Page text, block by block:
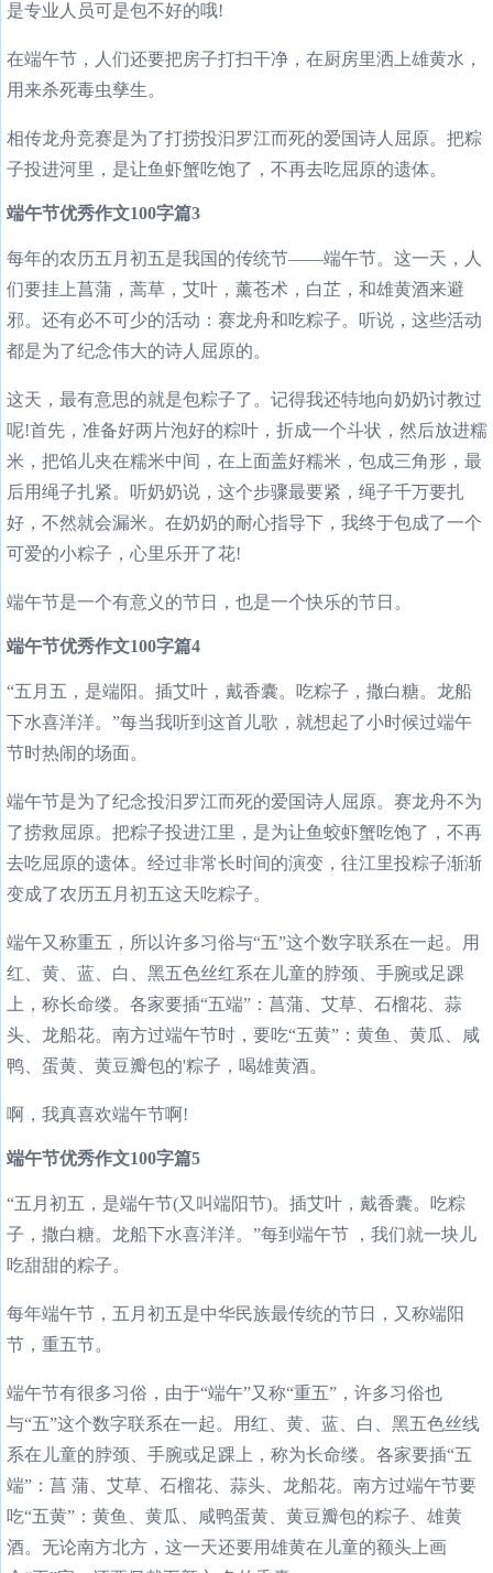
是专业人员可是包不好的哦!
在端午节，人们还要把房子打扫干净，在厨房里洒上雄黄水，
用来杀死毒虫孳生。
相传龙舟竞赛是为了打捞投汩罗江而死的爱国诗人屈原。把粽
子投进河里，是让鱼虾蟹吃饱了，不再去吃屈原的遗体。
端午节优秀作文100字篇3
每年的农历五月初五是我国的传统节——端午节。这一天，人
们要挂上菖蒲，蒿草，艾叶，薰苍术，白芷，和雄黄酒来避
邪。还有必不可少的活动：赛龙舟和吃粽子。听说，这些活动
都是为了纪念伟大的诗人屈原的。
这天，最有意思的就是包粽子了。记得我还特地向奶奶讨教过
呢!首先，准备好两片泡好的粽叶，折成一个斗状，然后放进糯
米，把馅儿夹在糯米中间，在上面盖好糯米，包成三角形，最
后用绳子扎紧。听奶奶说，这个步骤最要紧，绳子千万要扎
好，不然就会漏米。在奶奶的耐心指导下，我终于包成了一个
可爱的小粽子，心里乐开了花!
端午节是一个有意义的节日，也是一个快乐的节日。
端午节优秀作文100字篇4
“五月五，是端阳。插艾叶，戴香囊。吃粽子，撒白糖。龙船
下水喜洋洋。”每当我听到这首儿歌，就想起了小时候过端午
节时热闹的场面。
端午节是为了纪念投汩罗江而死的爱国诗人屈原。赛龙舟不为
了捞救屈原。把粽子投进江里，是为让鱼蛟虾蟹吃饱了，不再
去吃屈原的遗体。经过非常长时间的演变，往江里投粽子渐渐
变成了农历五月初五这天吃粽子。
端午又称重五，所以许多习俗与“五”这个数字联系在一起。用
红、黄、蓝、白、黑五色丝红系在儿童的脖颈、手腕或足踝
上，称长命缕。各家要插“五端”：菖蒲、艾草、石榴花、蒜
头、龙船花。南方过端午节时，要吃“五黄”：黄鱼、黄瓜、咸
鸭、蛋黄、黄豆瓣包的'粽子，喝雄黄酒。
啊，我真喜欢端午节啊!
端午节优秀作文100字篇5
“五月初五，是端午节(又叫端阳节)。插艾叶，戴香囊。吃粽
子，撒白糖。龙船下水喜洋洋。”每到端午节 ，我们就一块儿
吃甜甜的粽子。
每年端午节，五月初五是中华民族最传统的节日，又称端阳
节，重五节。
端午节有很多习俗，由于“端午”又称“重五”，许多习俗也
与“五”这个数字联系在一起。用红、黄、蓝、白、黑五色丝线
系在儿童的脖颈、手腕或足踝上，称为长命缕。各家要插“五
端”：菖 蒲、艾草、石榴花、蒜头、龙船花。南方过端午节要
吃“五黄”：黄鱼、黄瓜、咸鸭蛋黄、黄豆瓣包的粽子、雄黄
酒。无论南方北方，这一天还要用雄黄在儿童的额头上画